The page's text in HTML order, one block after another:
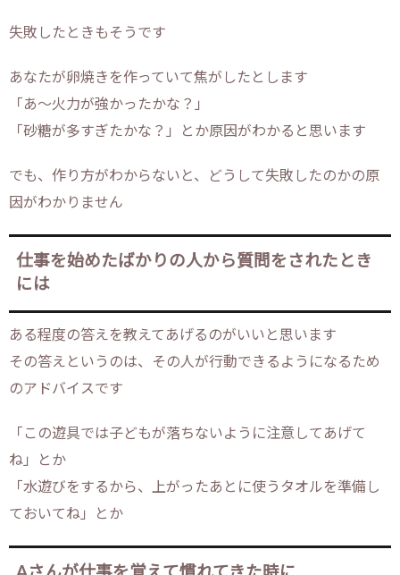
失敗したときもそうです
あなたが卵焼きを作っていて焦がしたとします
「あ～火力が強かったかな？」
「砂糖が多すぎたかな？」とか原因がわかると思います
でも、作り方がわからないと、どうして失敗したのかの原
因がわかりません
仕事を始めたばかりの人から質問をされたとき
には
ある程度の答えを教えてあげるのがいいと思います
その答えというのは、その人が行動できるようになるため
のアドバイスです
「この遊具では子どもが落ちないように注意してあげて
ね」とか
「水遊びをするから、上がったあとに使うタオルを準備し
ておいてね」とか